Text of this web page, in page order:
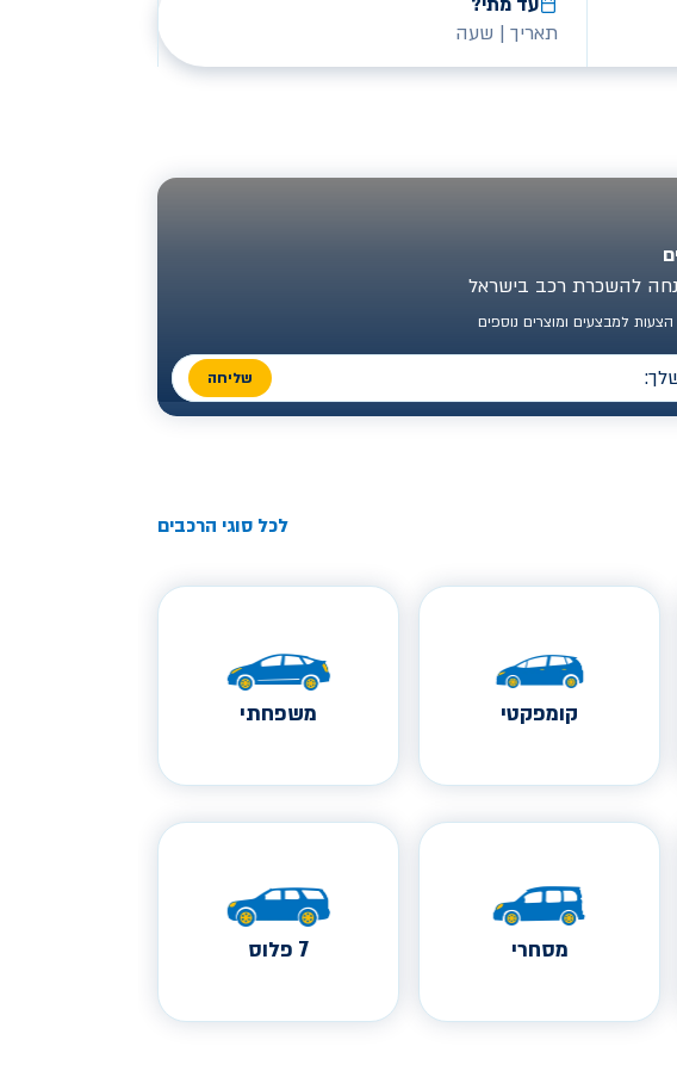
תאריך | שעה
למבצעים ומוצרים נוספים
שליחה
לכל סוגי הרכבים
קומפקטי משפחתי
מסחרי 7 פלוס